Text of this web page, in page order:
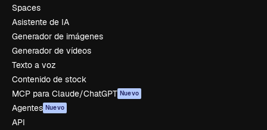
Spaces
Asistente de IA
Generador de imágenes
Generador de vídeos
Texto a voz
Contenido de stock
MCP para Claude/ChatGPT Nuevo
Agentes Nuevo
API